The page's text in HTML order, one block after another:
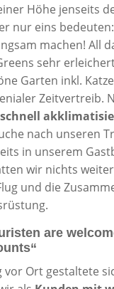
Höhe jenseits
nur eins
machen! All
sehr
Garten inkl.
Zeitvertreib.
nach unseren
in unserem
wir nichts
und die
are
vor Ort gestaltete